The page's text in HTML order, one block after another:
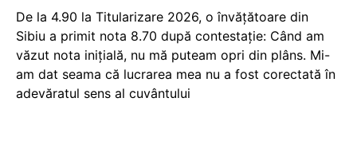
De la 4.90 la Titularizare 2026, o învățătoare din
Sibiu a primit nota 8.70 după contestație: Când am
văzut nota inițială, nu mă puteam opri din plâns. Mi-
am dat seama că lucrarea mea nu a fost corectată în
adevăratul sens al cuvântului